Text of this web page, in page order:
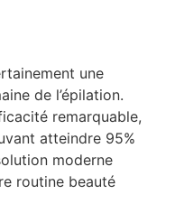
une
de l’épilation.
remarquable,
atteindre 95%
moderne
routine beauté